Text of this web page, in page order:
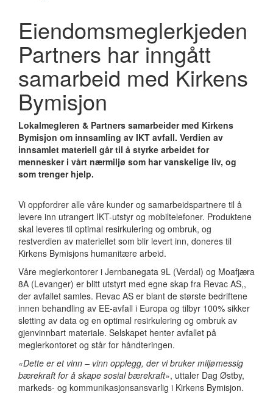
Eiendomsmeglerkjeden
Partners har inngått
samarbeid med Kirkens
Bymisjon
Lokalmegleren & Partners samarbeider med Kirkens
Bymisjon om innsamling av IKT avfall. Verdien av
innsamlet materiell går til å styrke arbeidet for
mennesker i vårt nærmiljø som har vanskelige liv, og
som trenger hjelp.
Vi oppfordrer alle våre kunder og samarbeidspartnere til å
levere inn utrangert IKT-utstyr og mobiltelefoner. Produktene
skal leveres til optimal resirkulering og ombruk, og
restverdien av materiellet som blir levert inn, doneres til
Kirkens Bymisjons humanitære arbeid.
Våre meglerkontorer i Jernbanegata 9L (Verdal) og Moafjæra
8A (Levanger) er blitt utstyrt med egne skap fra Revac AS,,
der avfallet samles. Revac AS er blant de største bedriftene
innen behandling av EE-avfall i Europa og tilbyr 100% sikker
sletting av data og en optimal resirkulering og ombruk av
gjenvinnbart materiale. Selskapet henter avfallet på
meglerkontoret og står for håndteringen.
«Dette er et vinn – vinn opplegg, der vi bruker miljømessig
bærekraft for å skape sosial bærekraft», uttaler Dag Østby,
markeds- og kommunikasjonsansvarlig i Kirkens Bymisjon.